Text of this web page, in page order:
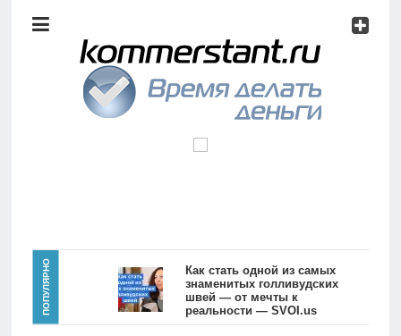
анализ
Видео
Главная
Новости
ПОПУЛЯРНО
Как стать одной из самых
знаменитых голливудских
швей — от мечты к
реальности — SVOI.us
10551